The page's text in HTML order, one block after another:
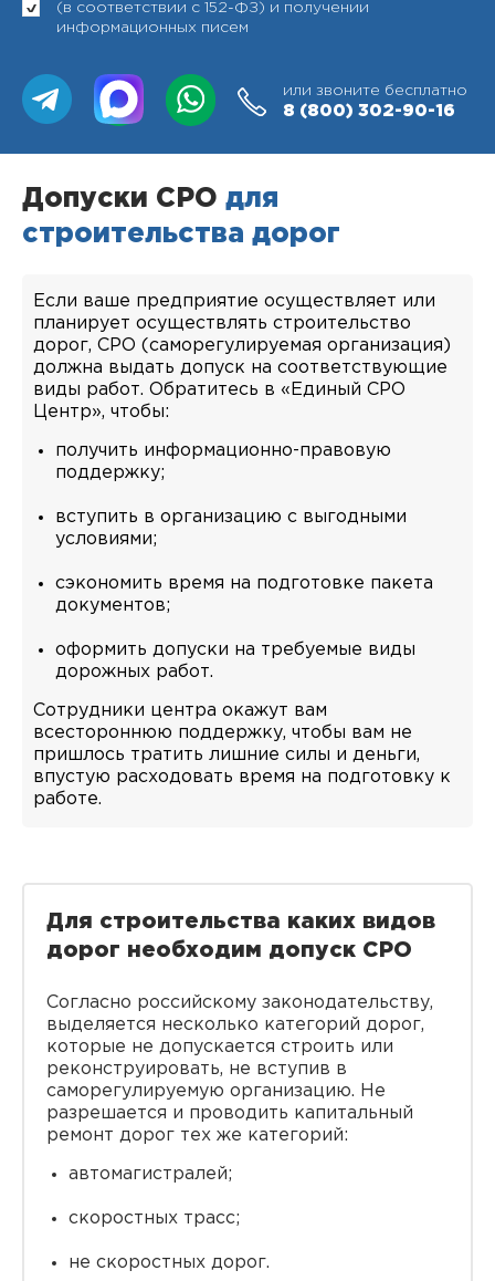
(в соответствии с 152-ФЗ) и получении
информационных писем
или звоните бесплатно
8 (800) 302-90-16
Допуски СРО для
строительства дорог
Если ваше предприятие осуществляет или
планирует осуществлять строительство
дорог, СРО (саморегулируемая организация)
должна выдать допуск на соответствующие
виды работ. Обратитесь в «Единый СРО
Центр», чтобы:
получить информационно-правовую
поддержку;
вступить в организацию с выгодными
условиями;
сэкономить время на подготовке пакета
документов;
оформить допуски на требуемые виды
дорожных работ.
Сотрудники центра окажут вам
всестороннюю поддержку, чтобы вам не
пришлось тратить лишние силы и деньги,
впустую расходовать время на подготовку к
работе.
Для строительства каких видов
дорог необходим допуск СРО
Согласно российскому законодательству,
выделяется несколько категорий дорог,
которые не допускается строить или
реконструировать, не вступив в
саморегулируемую организацию. Не
разрешается и проводить капитальный
ремонт дорог тех же категорий:
автомагистралей;
скоростных трасс;
не скоростных дорог.